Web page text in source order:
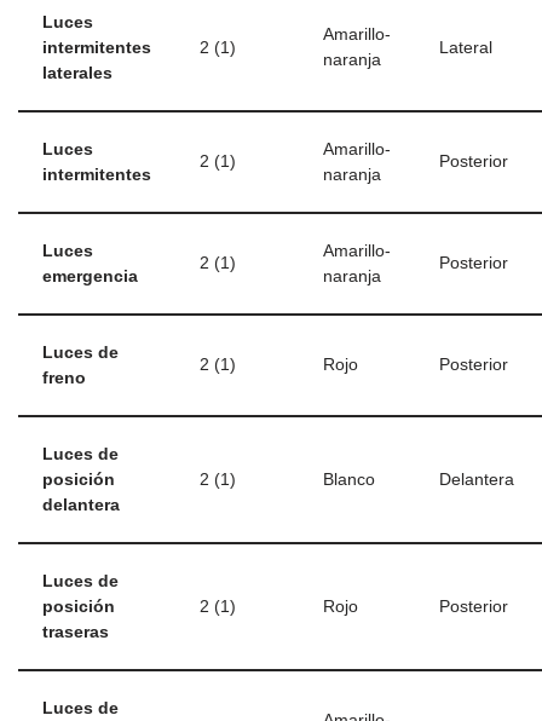
Luces
intermitentes
laterales
2 (1)
Amarillo-
naranja
Lateral
Luces
intermitentes
2 (1)
Amarillo-
naranja
Posterior
Luces
emergencia
2 (1)
Amarillo-
naranja
Posterior
Luces de
freno
2 (1) Rojo Posterior
Luces de
posición
delantera
2 (1) Blanco Delantera
Luces de
posición
traseras
2 (1) Rojo Posterior
Luces de